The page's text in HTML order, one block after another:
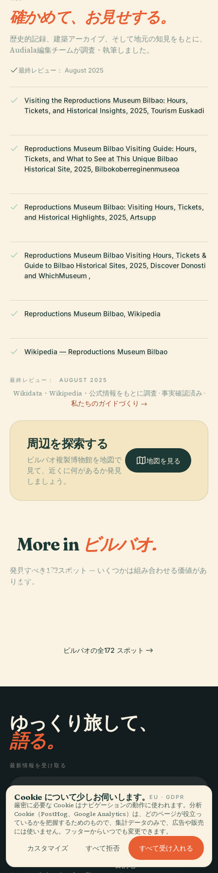
確かめて、お見せする。
歴史的記録、建築アーカイブ、そして地元の知見をもとに、
Audiala編集チームが調査・執筆しました。
最終レビュー： August 2025
Visiting the Reproductions Museum Bilbao: Hours,
Tickets, and Historical Insights, 2025, Tourism Euskadi
Reproductions Museum Bilbao Visiting Guide: Hours,
Tickets, and What to See at This Unique Bilbao
Historical Site, 2025, Bilbokoberreginenmuseoa
Reproductions Museum Bilbao: Visiting Hours, Tickets,
and Historical Highlights, 2025, Artsupp
Reproductions Museum Bilbao Visiting Hours, Tickets &
Guide to Bilbao Historical Sites, 2025, Discover Donosti
and WhichMuseum ,
Reproductions Museum Bilbao, Wikipedia
Wikipedia — Reproductions Museum Bilbao
最終レビュー： AUGUST 2025
Wikidata・Wikipedia・公式情報をもとに調査 · 事実確認済み ·
私たちのガイドづくり →
周辺を探索する
ビルバオ複製博物館を地図で
見て、近くに何があるか発見
しましょう。
地図を見る
More in ビルバオ.
発見すべき172スポット — いくつかは組み合わせる価値があ
ります。
ビルバオ・グッ
ゲンハイム美術
ビルバオの全172 スポット
ゆっくり旅して、
語る。
最新情報を受け取る
Audiala 探索
目的地
Cookie について少しお伺いします。 EU · GDPR
厳密に必要な Cookie はナビゲーションの動作に使われます。分析
Cookie（PostHog、Google Analytics）は、どのページが役立っ
ているかを把握するためのもので、集計データのみで、広告や販売
には使いません。フッターからいつでも変更できます。
カスタマイズ すべて拒否 すべて受け入れる